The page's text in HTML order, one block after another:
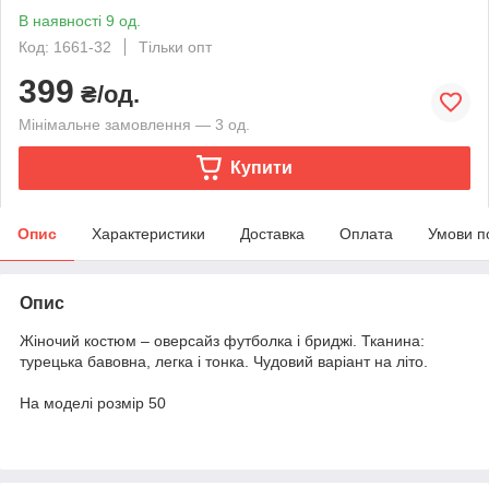
В наявності 9 од.
Код: 1661-32
Тільки опт
399 ₴/од.
Мінімальне замовлення — 3 од.
Купити
Опис Характеристики Доставка Оплата Умови
Опис
Жіночий костюм – оверсайз футболка і бриджі. Тканина:
турецька бавовна, легка і тонка. Чудовий варіант на літо.
На моделі розмір 50